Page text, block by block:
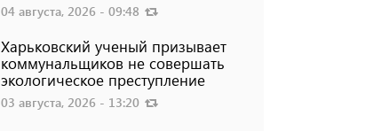
04 августа, 2026 - 09:48
Харьковский ученый призывает
коммунальщиков не совершать
экологическое преступление
03 августа, 2026 - 13:20